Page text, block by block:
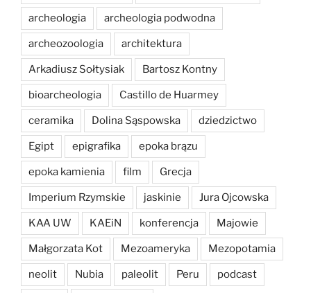
archeologia archeologia podwodna
archeozoologia architektura
Arkadiusz Sołtysiak Bartosz Kontny
bioarcheologia Castillo de Huarmey
ceramika Dolina Sąspowska dziedzictwo
Egipt epigrafika epoka brązu
epoka kamienia film Grecja
Imperium Rzymskie jaskinie Jura Ojcowska
KAA UW KAEiN konferencja Majowie
Małgorzata Kot Mezoameryka Mezopotamia
neolit Nubia paleolit Peru podcast